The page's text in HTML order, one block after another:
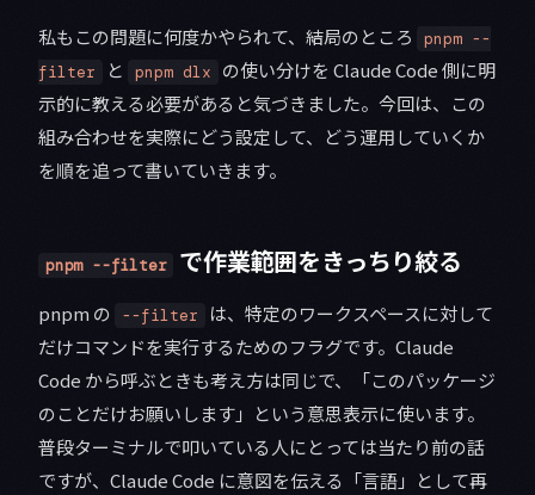
私もこの問題に何度かやられて、結局のところ
pnpm --
filter
と pnpm dlx
の使い分けを Claude Code 側に明
示的に教える必要があると気づきました。今回は、この
組み合わせを実際にどう設定して、どう運用していくか
を順を追って書いていきます。
pnpm --filter で作業範囲をきっちり絞る
pnpm の --filter
は、特定のワークスペースに対して
だけコマンドを実行するためのフラグです。Claude
Code から呼ぶときも考え方は同じで、「このパッケージ
のことだけお願いします」という意思表示に使います。
普段ターミナルで叩いている人にとっては当たり前の話
ですが、Claude Code に意図を伝える「言語」として再